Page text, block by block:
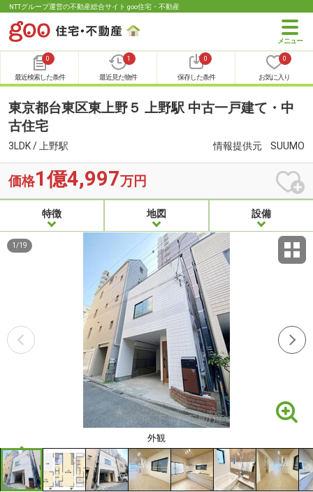
NTTグループ運営の不動産総合サイト goo住宅・不動産
0
最近検索した条件
1
最近見た物件
0
保存した条件
0
お気に入り
東京都台東区東上野５ 上野駅 中古一戸建て・中
古住宅
3LDK / 上野駅 情報提供元 SUUMO
価格1億4,997万円
特徴 地図 設備
外観
1 /19